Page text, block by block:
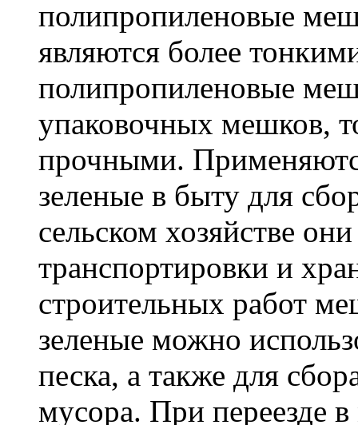
полипропиленовые
являются более
полипропиленовые
упаковочных мешков,
прочными.
зеленые в быту для
сельском хозяйстве
транспортировки и
строительных работ
зеленые можно
песка, а также для
мусора. При переезде